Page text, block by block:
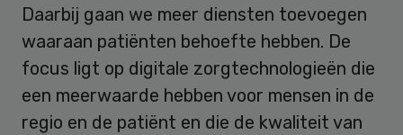
Daarbij gaan we meer diensten toevoegen
waaraan patiënten behoefte hebben. De
focus ligt op digitale zorgtechnologieën die
een meerwaarde hebben voor mensen in de
regio en de patiënt en die de kwaliteit van